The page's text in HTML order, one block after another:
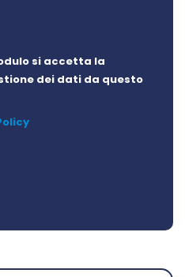
si accetta la
dei dati da questo